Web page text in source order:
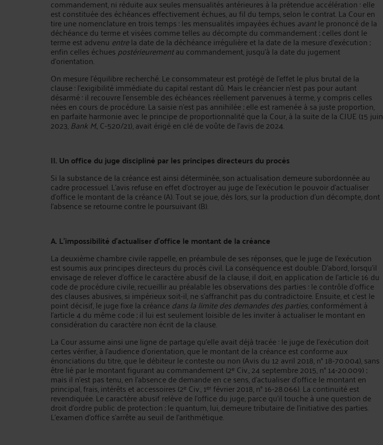
commandement, ni réduite aux seules mensualités antérieures à la prétendue accélération : elle
est constituée des échéances effectivement échues, au fil du temps, selon le contrat. La Cour en
tire une nomenclature en trois temps : les mensualités impayées échues avantle prononcé de la
déchéance du terme et visées comme telles au décompte du commandement ; celles dont le
terme est advenu entrela date de la déchéance irrégulière et la date de la mesure d'exécution ;
enfin celles échues postérieurementau commandement, jusqu'à la date du jugement
d'orientation.
On mesure l'équilibre recherché. Le consommateur est protégé de l'effet le plus brutal de la
clause : l'exigibilité immédiate du capital restant dû. Mais le créancier n'est pas pour autant
désarmé : il recouvre l'ensemble des échéances réellement parvenues à terme, y compris celles
nées en cours de procédure. La saisie n'est pas annihilée ; elle est ramenée à sa juste proportion,
en parfaite harmonie avec le principe de proportionnalité que la Cour, à la suite de la CJUE (15 juin
2023, Bank M., C-520/21), avait érigé en clé de voûte de l'avis de 2024.
II. Un office du juge discipliné par les principes directeurs du procès
Si la substance de la créance est ainsi déterminée, son actualisation demeure subordonnée au
cadre processuel. L'avis refuse en effet d’octroyer au juge de l’exécution le pouvoir d’actualiser
d'office le montant de la créance (A). Tout se joue, dès lors, sur la production d'un décompte, dont
l'absence se retourne contre le poursuivant (B).
A. L'impossibilité d’actualiser d’office le montant de la créance
La deuxième chambre civile rappelle, en préambule de ses réponses, que le juge de l'exécution
est soumis aux principes directeurs du procès civil. La conséquence est double. D'abord, lorsqu'il
envisage de relever d'office le caractère abusif de la clause, il doit, en application de l'article 16 du
code de procédure civile, recueillir au préalable les observations des parties : le contrôle d'office
des clauses abusives, si impérieux soit-il, ne s'affranchit pas du contradictoire. Ensuite, et c'est le
point décisif, le juge fixe la créance dans la limite des demandes des parties, conformément à
l'article 4 du même code ; il lui est seulement loisible de les inviter à actualiser le montant en
considération du caractère non écrit de la clause.
La Cour assume ainsi une ligne de partage qu'elle avait déjà tracée : le juge de l'exécution doit
certes vérifier, à l'audience d'orientation, que le montant de la créance est conforme aux
énonciations du titre, que le débiteur le conteste ou non (Avis du 12 avril 2018, n° 18-70.004), sans
être lié par le montant figurant au commandement (2ᵉ Civ., 24 septembre 2015, n° 14-20.009) ;
mais il n'est pas tenu, en l'absence de demande en ce sens, d'actualiser d'office le montant en
principal, frais, intérêts et accessoires (2ᵉ Civ., 1ᵉʳ février 2018, n° 16-28.066). La continuité est
revendiquée. Le caractère abusif relève de l'office du juge, parce qu'il touche à une question de
droit d'ordre public de protection ; le quantum, lui, demeure tributaire de l'initiative des parties.
L'examen d'office s'arrête au seuil de l'arithmétique.